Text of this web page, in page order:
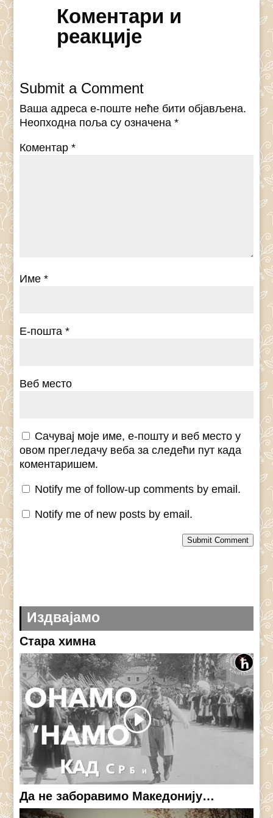
Коментари и
реакције
Submit a Comment
Ваша адреса е-поште неће бити објављена.
Неопходна поља су означена*
Коментар*
Име*
Е-пошта*
Веб место
Сачувај моје име, е-пошту и веб место у
овом прегледачу веба за следећи пут када
коментаришем.
Notify me of follow-up comments by email.
Notify me of new posts by email.
Submit Comment
Издвајамо
Стара химна
Да не заборавимо Македонију…